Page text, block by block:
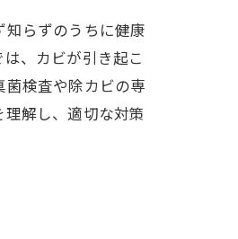
らずのうちに健康
、カビが引き起こ
検査や除カビの専
解し、適切な対策